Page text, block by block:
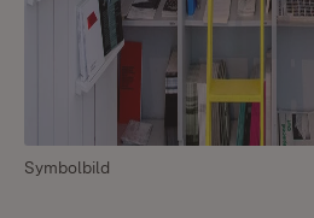
Symbolbild